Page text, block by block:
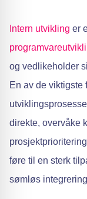
Intern utvikling er
og vedlikeholder
En av de viktigste
direkte, overvåke
føre til en sterk
sømløs